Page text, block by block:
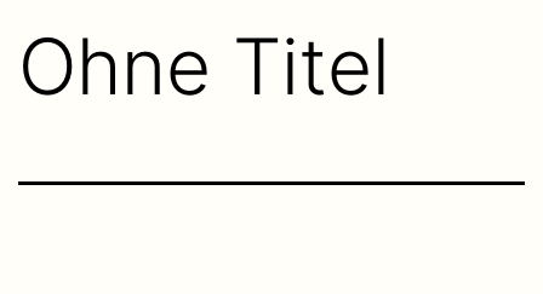
Ohne Titel